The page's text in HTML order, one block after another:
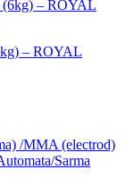
– ROYAL